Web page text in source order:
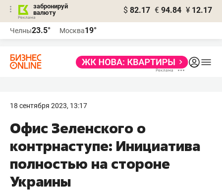
забронируй
валюту
$ 82.17 € 94.84 ¥ 12.17
Челны23.5° Москва19°
18 сентября 2023, 13:17
Офис Зеленского о
контрнаступе: Инициатива
полностью на стороне
Украины